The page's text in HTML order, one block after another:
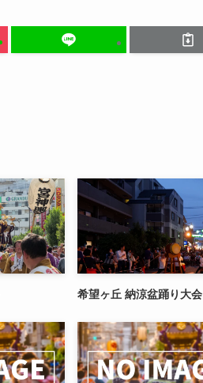
希望ヶ丘 納涼盆踊り大会